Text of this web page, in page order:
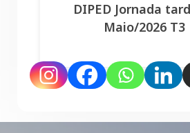
DIPED Jornada
Maio/2026 T3